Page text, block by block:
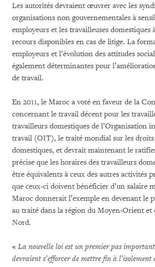
Les autorités devraient œuvrer avec les
organisations non gouvernementales à
employeurs et les travailleuses domestiques
recours disponibles en cas de litige. La
employeurs et l’évolution des attitudes
également déterminantes pour
de travail.
En 2011, le Maroc a voté en faveur de la
concernant le travail décent pour les
travailleurs domestiques de l’Organisation
travail (OIT), le traité mondial sur les droits
domestiques, et devrait maintenant le
précise que les horaires des travailleurs
être équivalents à ceux des autres activités
que ceux-ci doivent bénéficier d’un salaire
Maroc donnerait l’exemple en devenant le
au traité dans la région du Moyen-Orient et
Nord.
« La nouvelle loi est un premier pas
devraient s’efforcer de mettre fin à l’isolement